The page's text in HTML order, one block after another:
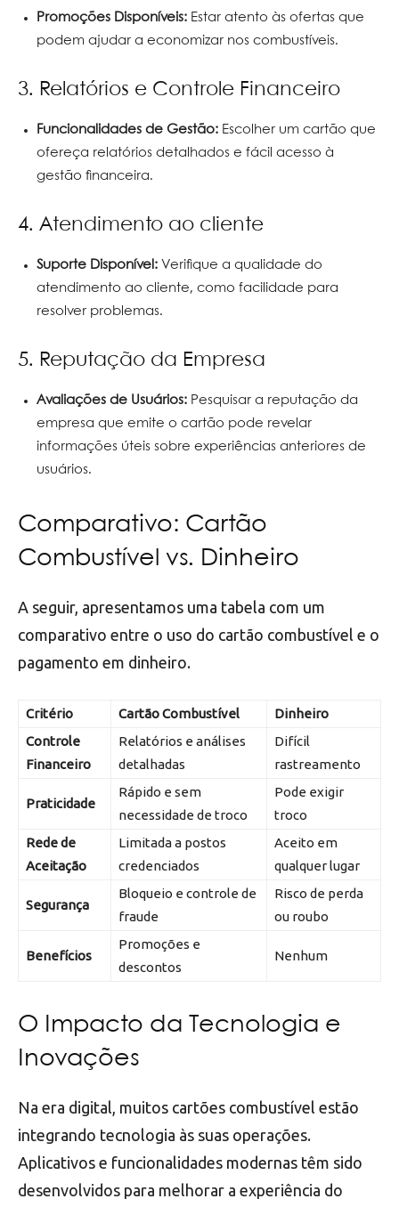
Promoções Disponíveis: Estar atento às ofertas que
podem ajudar a economizar nos combustíveis.
3. Relatórios e Controle Financeiro
Funcionalidades de Gestão: Escolher um cartão que
ofereça relatórios detalhados e fácil acesso à
gestão financeira.
4. Atendimento ao cliente
Suporte Disponível: Verifique a qualidade do
atendimento ao cliente, como facilidade para
resolver problemas.
5. Reputação da Empresa
Avaliações de Usuários: Pesquisar a reputação da
empresa que emite o cartão pode revelar
informações úteis sobre experiências anteriores de
usuários.
Comparativo: Cartão
Combustível vs. Dinheiro
A seguir, apresentamos uma tabela com um
comparativo entre o uso do cartão combustível e o
pagamento em dinheiro.
Critério Cartão Combustível
Dinheiro
Controle
Financeiro
Relatórios e análises
detalhadas
Difícil
rastreamento
Praticidade
Rápido e sem
necessidade de troco
Pode exigir
troco
Rede de
Aceitação
Limitada a postos
credenciados
Aceito em
qualquer lugar
Segurança
Bloqueio e controle de
fraude
Risco de perda
ou roubo
Benefícios
Promoções e
descontos
Nenhum
O Impacto da Tecnologia e
Inovações
Na era digital, muitos cartões combustível estão
integrando tecnologia às suas operações.
Aplicativos e funcionalidades modernas têm sido
desenvolvidos para melhorar a experiência do